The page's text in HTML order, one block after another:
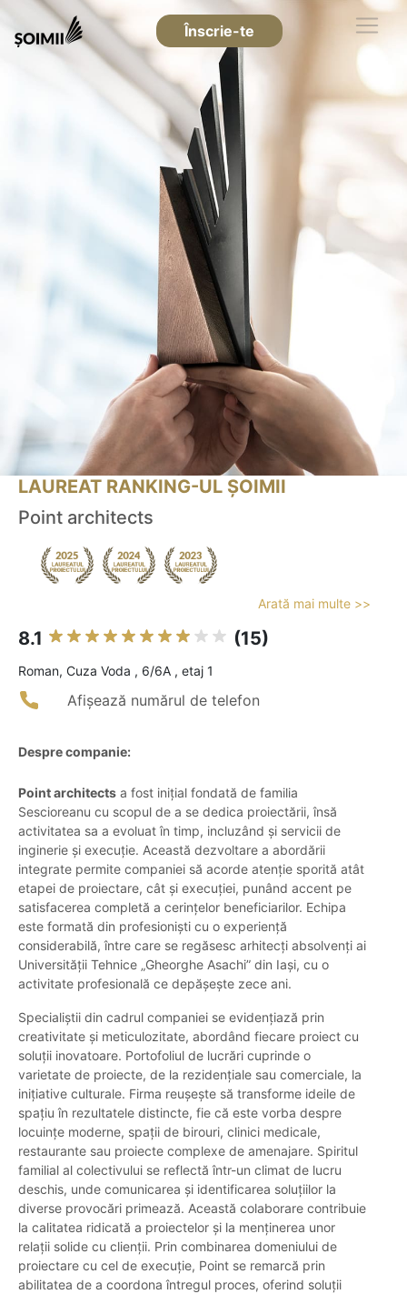
Înscrie-te
LAUREAT RANKING-UL ȘOIMII
Point architects
Arată mai multe >>
8.1 (15)
Roman, Cuza Voda , 6/6A , etaj 1
Afișează numărul de telefon
Despre companie:
Point architects a fost inițial fondată de familia
Sescioreanu cu scopul de a se dedica proiectării, însă
activitatea sa a evoluat în timp, incluzând și servicii de
inginerie și execuție. Această dezvoltare a abordării
integrate permite companiei să acorde atenție sporită atât
etapei de proiectare, cât și execuției, punând accent pe
satisfacerea completă a cerințelor beneficiarilor. Echipa
este formată din profesioniști cu o experiență
considerabilă, între care se regăsesc arhitecți absolvenți ai
Universității Tehnice „Gheorghe Asachi” din Iași, cu o
activitate profesională ce depășește zece ani.
Specialiștii din cadrul companiei se evidențiază prin
creativitate și meticulozitate, abordând fiecare proiect cu
soluții inovatoare. Portofoliul de lucrări cuprinde o
varietate de proiecte, de la rezidențiale sau comerciale, la
inițiative culturale. Firma reușește să transforme ideile de
spațiu în rezultatele distincte, fie că este vorba despre
locuințe moderne, spații de birouri, clinici medicale,
restaurante sau proiecte complexe de amenajare. Spiritul
familial al colectivului se reflectă într-un climat de lucru
deschis, unde comunicarea și identificarea soluțiilor la
diverse provocări primează. Această colaborare contribuie
la calitatea ridicată a proiectelor și la menținerea unor
relații solide cu clienții. Prin combinarea domeniului de
proiectare cu cel de execuție, Point se remarcă prin
abilitatea de a coordona întregul proces, oferind soluții